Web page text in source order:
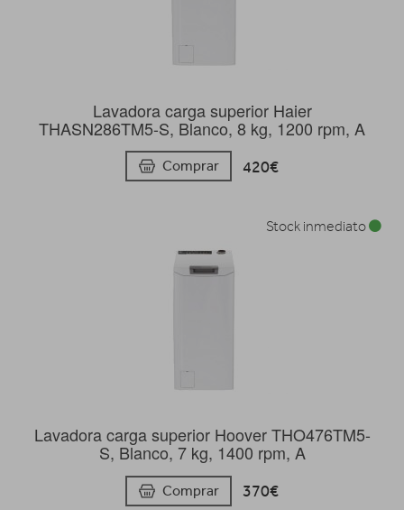
Lavadora carga superior Haier
THASN286TM5-S, Blanco, 8 kg, 1200 rpm, A
Comprar 420€
Lavadora carga superior Hoover THO476TM5-
S, Blanco, 7 kg, 1400 rpm, A
Comprar 370€
Stock inmediato